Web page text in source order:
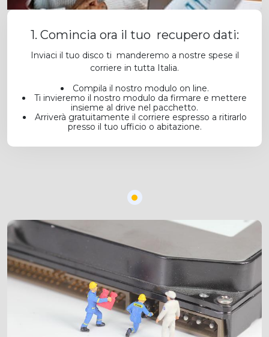
1. Comincia ora il tuo recupero dati:
Inviaci il tuo disco ti manderemo a nostre spese il
corriere in tutta Italia.
Compila il nostro modulo on line.
Ti invieremo il nostro modulo da firmare e mettere
insieme al drive nel pacchetto.
Arriverà gratuitamente il corriere espresso a ritirarlo
presso il tuo ufficio o abitazione.